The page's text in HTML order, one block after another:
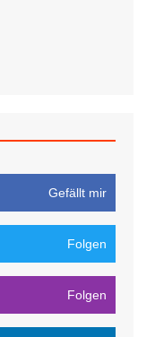
Gefällt mir
Folgen
Folgen